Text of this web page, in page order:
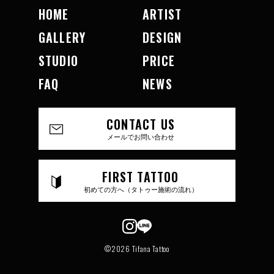
HOME
ARTIST
GALLERY
DESIGN
STUDIO
PRICE
FAQ
NEWS
CONTACT US
メールでお問い合わせ
FIRST TATTOO
初めての方へ（タトゥー施術の流れ）
©2026 Tifana Tattoo